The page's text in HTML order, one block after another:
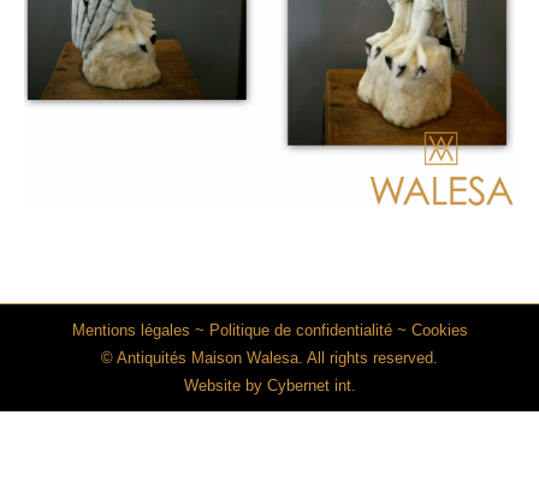
Mentions légales ~ Politique de confidentialité~ Cookies
© Antiquités Maison Walesa. All rights reserved.
Website by Cybernet int.